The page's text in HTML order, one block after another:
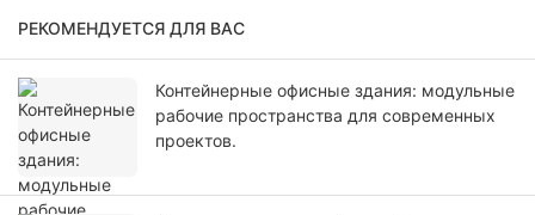
РЕКОМЕНДУЕТСЯ ДЛЯ ВАС
Контейнерные офисные здания: модульные
рабочие пространства для современных
проектов.